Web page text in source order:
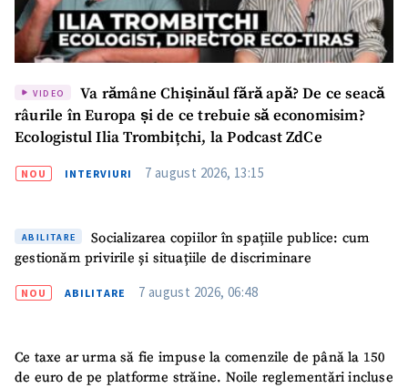
VIDEO
Va rămâne Chișinăul fără apă? De ce seacă
râurile în Europa și de ce trebuie să economisim?
Ecologistul Ilia Trombițchi, la Podcast ZdCe
NOU INTERVIURI 7 august 2026, 13:15
ABILITARE
Socializarea copiilor în spațiile publice: cum
gestionăm privirile și situațiile de discriminare
NOU ABILITARE 7 august 2026, 06:48
Ce taxe ar urma să fie impuse la comenzile de până la 150
de euro de pe platforme străine. Noile reglementări incluse